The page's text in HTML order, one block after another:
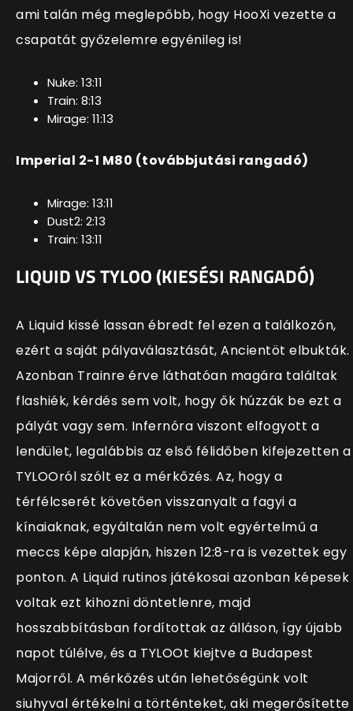
ami talán még meglepőbb, hogy HooXi vezette a
csapatát győzelemre egyénileg is!
Nuke: 13:11
Train: 8:13
Mirage: 11:13
Imperial 2-1 M80 (továbbjutási rangadó)
Mirage: 13:11
Dust2: 2:13
Train: 13:11
LIQUID VS TYLOO(KIESÉSI RANGADÓ)
A Liquid kissé lassan ébredt fel ezen a találkozón,
ezért a saját pályaválasztását, Ancientöt elbukták.
Azonban Trainre érve láthatóan magára találtak
flashiék, kérdés sem volt, hogy ők húzzák be ezt a
pályát vagy sem. Infernóra viszont elfogyott a
lendület, legalábbis az első félidőben kifejezetten a
TYLOOról szólt ez a mérkőzés. Az, hogy a
térfélcserét követően visszanyalt a fagyi a
kínaiaknak, egyáltalán nem volt egyértelmű a
meccs képe alapján, hiszen 12:8-ra is vezettek egy
ponton. A Liquid rutinos játékosai azonban képesek
voltak ezt kihozni döntetlenre, majd
hosszabbításban fordítottak az álláson, így újabb
napot túlélve, és a TYLOOt kiejtve a Budapest
Majorről. A mérkőzés után lehetőségünk volt
siuhyval értékelni a történteket, aki megerősítette